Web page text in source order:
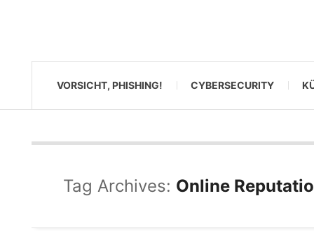
VORSICHT, PHISHING! CYBERSECURITY
Tag Archives: Online